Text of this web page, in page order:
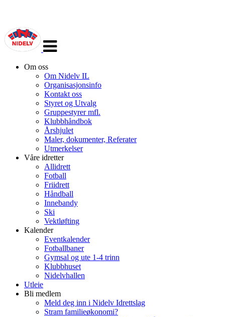
navigasjon
Om oss
Om Nidelv IL
Organisasjonsinfo
Kontakt oss
Styret og Utvalg
Gruppestyrer mfl.
Klubbhåndbok
Årshjulet
Maler, dokumenter, Referater
Utmerkelser
Våre idretter
Allidrett
Fotball
Friidrett
Håndball
Innebandy
Ski
Vektløfting
Kalender
Eventkalender
Fotballbaner
Gymsal og ute 1-4 trinn
Klubbhuset
Nidelvhallen
Utleie
Bli medlem
Meld deg inn i Nidelv Idrettslag
Stram familieøkonomi?